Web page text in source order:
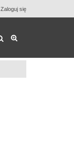
Zaloguj się
Szukaj